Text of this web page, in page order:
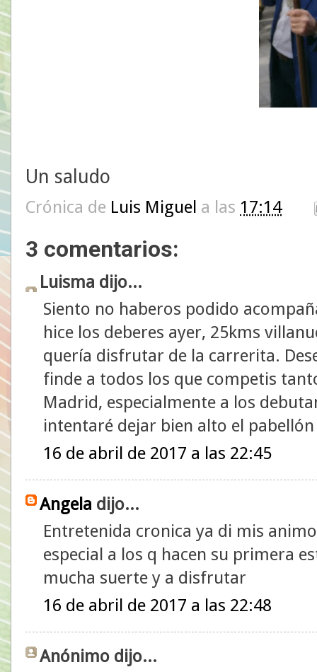
Un saludo
Crónica de Luis Miguel a las 17:14
3 comentarios:
Luisma dijo...
Siento no haberos podido
hice los deberes ayer, 25kms
quería disfrutar de la carrerita.
finde a todos los que competis
Madrid, especialmente a los
intentaré dejar bien alto el
16 de abril de 2017 a las 22:45
Angela dijo...
Entretenida cronica ya di mis
especial a los q hacen su primera
mucha suerte y a disfrutar
16 de abril de 2017 a las 22:48
Anónimo dijo...